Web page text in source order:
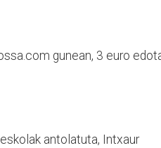
gunean, 3 euro
antolatuta, Intxaur